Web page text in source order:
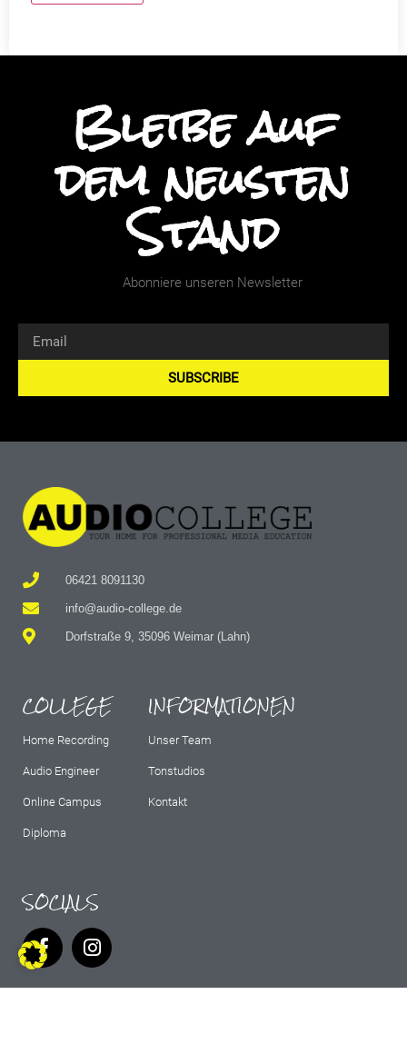
Bleibe auf
dem neusten
Stand
Abonniere unseren Newsletter
SUBSCRIBE
06421 8091130
info@audio-college.de
Dorfstraße 9, 35096 Weimar (Lahn)
COLLEGE
Home Recording
Audio Engineer
Online Campus
Diploma
INFORMATIONEN
Unser Team
Tonstudios
Kontakt
SOCIALS